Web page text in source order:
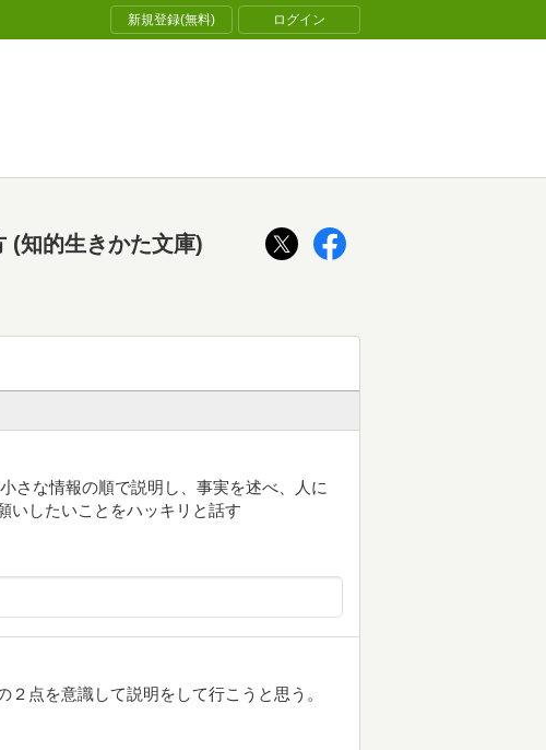
新規登録(無料) ログイン
知的生きかた文庫)
さな情報の順で説明し、事実を述べ、人に
いしたいことをハッキリと話す
点を意識して説明をして行こうと思う。